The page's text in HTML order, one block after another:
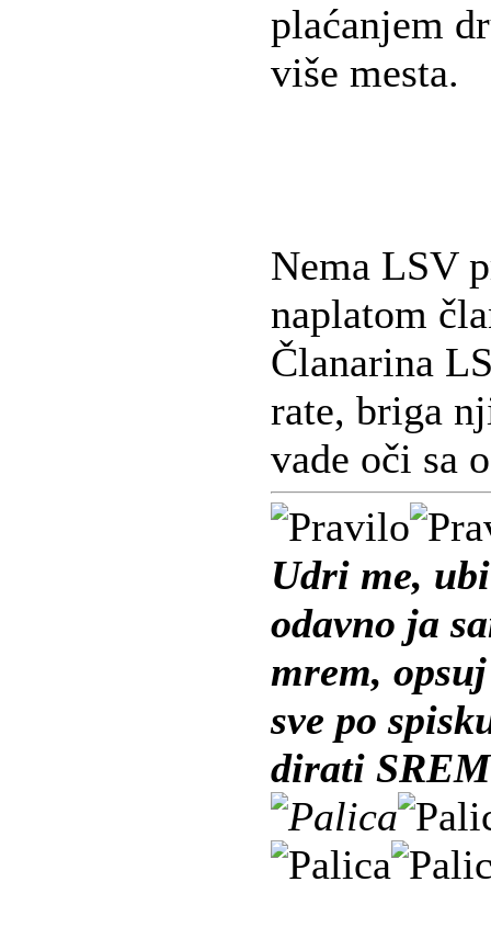
plaćanjem
više mesta.
Nema LSV
naplatom
Članarina
rate, briga
vade oči sa
Udri me,
odavno ja
mrem,
sve po
dirati